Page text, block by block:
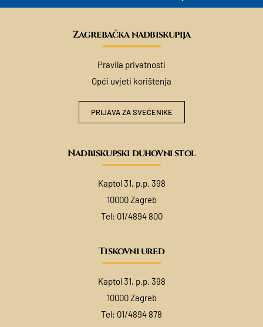
Zagrebačka nadbiskupija
Pravila privatnosti
Opći uvjeti korištenja
PRIJAVA ZA SVEĆENIKE
Nadbiskupski duhovni stol
Kaptol 31, p.p. 398
10000 Zagreb
Tel: 01/4894 800
Tiskovni ured
Kaptol 31, p.p. 398
10000 Zagreb
Tel: 01/4894 878